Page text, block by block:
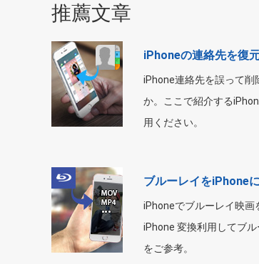
推薦文章
iPhoneの連絡先を復
iPhone連絡先を誤って削
か。ここで紹介する
用ください。
ブルーレイをiPhone
iPhoneでブルーレイ映画
iPhone 変換利用してブ
をご参考。